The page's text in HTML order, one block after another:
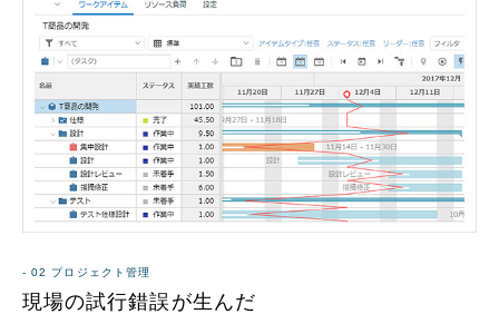
- 02 プロジェクト管理
現場の試行錯誤が生んだ